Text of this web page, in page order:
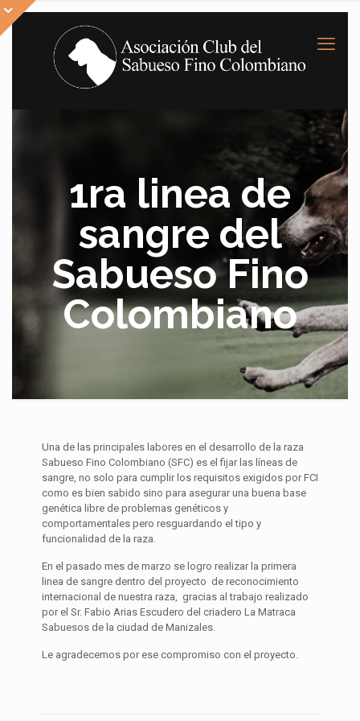
1ra linea de
sangre del
Sabueso Fino
Colombiano
Una de las principales labores en el desarrollo de la raza
Sabueso Fino Colombiano (SFC) es el fijar las líneas de
sangre, no solo para cumplir los requisitos exigidos por FCI
como es bien sabido sino para asegurar una buena base
genética libre de problemas genéticos y
comportamentales pero resguardando el tipo y
funcionalidad de la raza.
En el pasado mes de marzo se logro realizar la primera
linea de sangre dentro del proyecto de reconocimiento
internacional de nuestra raza, gracias al trabajo realizado
por el Sr. Fabio Arias Escudero del criadero La Matraca
Sabuesos de la ciudad de Manizales.
Le agradecemos por ese compromiso con el proyecto.